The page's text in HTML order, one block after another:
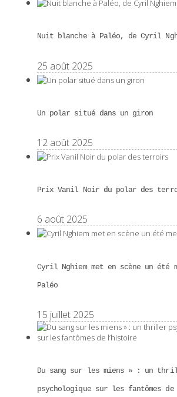
Nuit blanche à Paléo, de Cyril
25 août 2025
Un polar situé dans un giron
12 août 2025
Prix Vanil Noir du polar des
6 août 2025
Cyril Nghiem met en scène un été
Paléo
15 juillet 2025
Du sang sur les miens » : un
psychologique sur les fantômes